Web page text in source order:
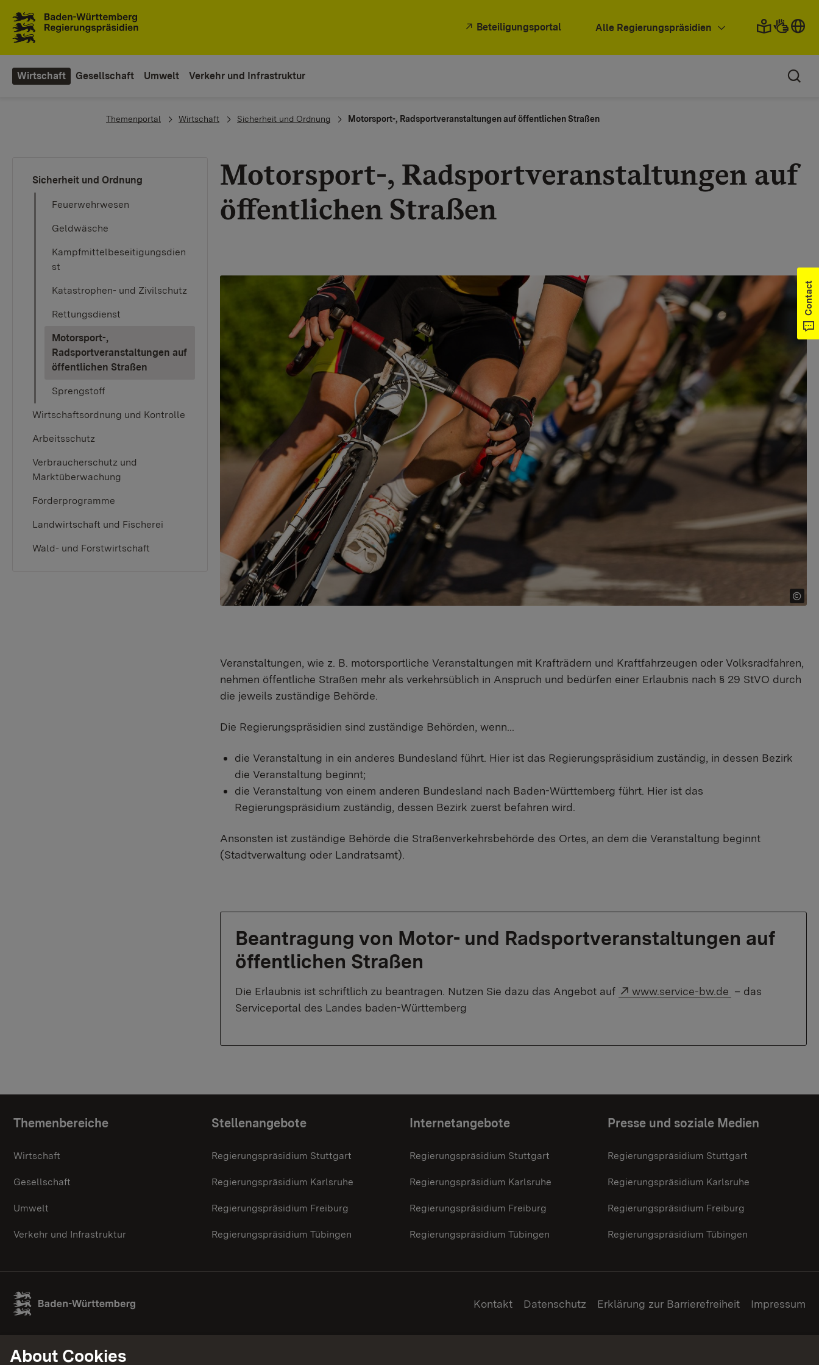
Beteiligungsportal Alle Regierungspräsidien
Wirtschaft Gesellschaft Umwelt Verkehr und Infrastruktur
You are here:
Themenportal Wirtschaft Sicherheit und Ordnung Motorsport-, Radsportveranstaltungen auf öffentlichen Straßen
Sicherheit und Ordnung
Feuerwehrwesen
Geldwäsche
Kampfmittelbeseitigungsdien
st
Katastrophen- und Zivilschutz
Rettungsdienst
Motorsport-,
Radsportveranstaltungen auf
öffentlichen Straßen
Sprengstoff
Wirtschaftsordnung und Kontrolle
Arbeitsschutz
Verbraucherschutz und
Marktüberwachung
Förderprogramme
Landwirtschaft und Fischerei
Wald- und Forstwirtschaft
Motorsport-, Radsportveranstaltungen auf
öffentlichen Straßen
Contact
Veranstaltungen, wie z. B. motorsportliche Veranstaltungen mit Krafträdern und Kraftfahrzeugen oder Volksradfahren,
nehmen öffentliche Straßen mehr als verkehrsüblich in Anspruch und bedürfen einer Erlaubnis nach § 29 StVO durch
die jeweils zuständige Behörde.
Die Regierungspräsidien sind zuständige Behörden, wenn...
die Veranstaltung in ein anderes Bundesland führt. Hier ist das Regierungspräsidium zuständig, in dessen Bezirk
die Veranstaltung beginnt;
die Veranstaltung von einem anderen Bundesland nach Baden-Württemberg führt. Hier ist das
Regierungspräsidium zuständig, dessen Bezirk zuerst befahren wird.
Ansonsten ist zuständige Behörde die Straßenverkehrsbehörde des Ortes, an dem die Veranstaltung beginnt
(Stadtverwaltung oder Landratsamt).
Beantragung von Motor- und Radsportveranstaltungen auf
öffentlichen Straßen
Die Erlaubnis ist schriftlich zu beantragen. Nutzen Sie dazu das Angebot auf Externer Link:
www.service-bw.de – das
Serviceportal des Landes baden-Württemberg
Topic overview
Themenbereiche
Wirtschaft
Gesellschaft
Umwelt
Verkehr und Infrastruktur
Stellenangebote
Regierungspräsidium Stuttgart
Regierungspräsidium Karlsruhe
Regierungspräsidium Freiburg
Regierungspräsidium Tübingen
Internetangebote
Regierungspräsidium Stuttgart
Regierungspräsidium Karlsruhe
Regierungspräsidium Freiburg
Regierungspräsidium Tübingen
Presse und soziale Medien
Regierungspräsidium Stuttgart
Regierungspräsidium Karlsruhe
Regierungspräsidium Freiburg
Regierungspräsidium Tübingen
Kontakt Datenschutz Erklärung zur Barrierefreiheit Impressum
About Cookies